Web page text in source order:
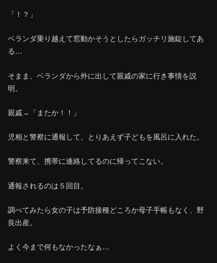
「！？」
ベランダ乗り越えて窓動かそうとしたらガッチリ施錠してあ
る…
そまま、ベランダから外に出して親戚の家に行き事情を説
明。
親戚→「またか！！」
児相と警察に通報して、とりあえず子どもを風呂に入れた。
警察来て、携帯に連絡してるのに帰ってこない。
通報されるのは５回目。
調べてみたら女の子は予防接種どころか母子手帳もなく、野
良出産。
よく今まで何もなかったなぁ…